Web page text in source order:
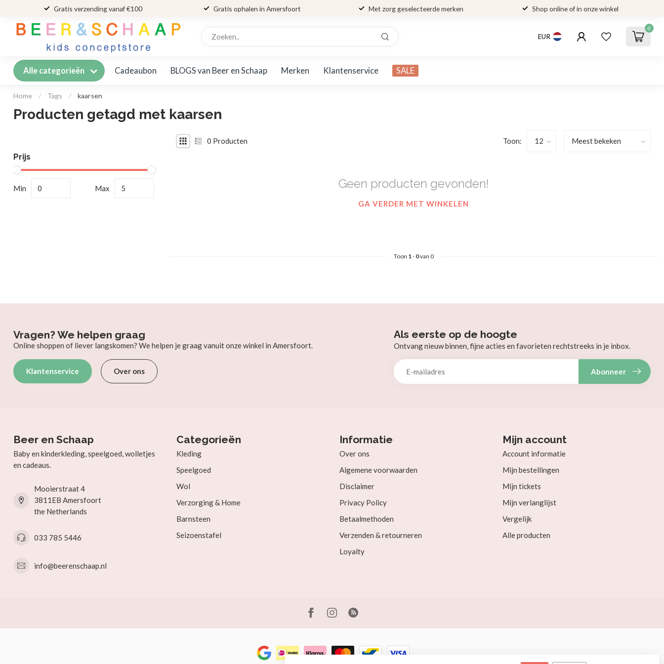
Gratis verzending vanaf €100 Gratis ophalen in Amersfoort Met zorg geselecteerde merken Shop online of in onze winkel
EUR
0
Alle categorieën Cadeaubon BLOGS van Beer en Schaap Merken Klantenservice SALE
Home / Tags / kaarsen
Producten getagd met kaarsen
Prijs
Min Max
0 Producten Toon:
Geen producten gevonden!
GA VERDER MET WINKELEN
Toon 1- 0van 0
Vragen? We helpen graag
Online shoppen of liever langskomen? We helpen je graag vanuit onze winkel in Amersfoort.
Klantenservice Over ons
Als eerste op de hoogte
Ontvang nieuw binnen, fijne acties en favorieten rechtstreeks in je inbox.
Abonneer
Beer en Schaap
Baby en kinderkleding, speelgoed, wolletjes
en cadeaus.
Mooierstraat 4
3811EB Amersfoort
the Netherlands
033 785 5446
info@beerenschaap.nl
Categorieën
Kleding
Speelgoed
Wol
Verzorging & Home
Barnsteen
Seizoenstafel
Informatie
Over ons
Algemene voorwaarden
Disclaimer
Privacy Policy
Betaalmethoden
Verzenden & retourneren
Loyalty
Mijn account
Account informatie
Mijn bestellingen
Mijn tickets
Mijn verlanglijst
Vergelijk
Alle producten